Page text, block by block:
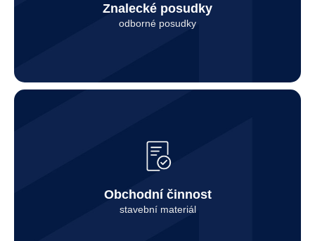
Znalecké posudky
odborné posudky
Obchodní činnost
stavební materiál